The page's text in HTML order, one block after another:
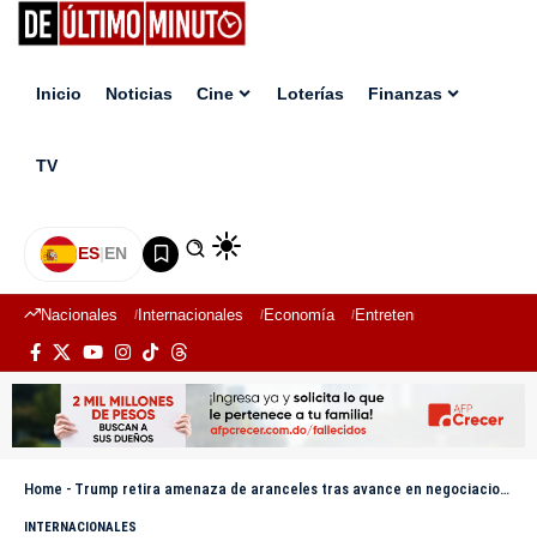
Inicio Noticias Cine Loterías Finanzas
TV
ES|EN
Nacionales Internacionales Economía Entretenimiento
Home - Trump retira amenaza de aranceles tras avance en negociaciones sobre Groenlandia
INTERNACIONALES